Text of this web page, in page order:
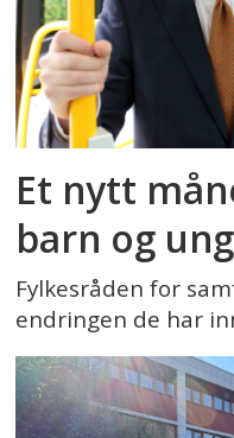
Et nytt
barn og
Fylkesråden for
endringen de har